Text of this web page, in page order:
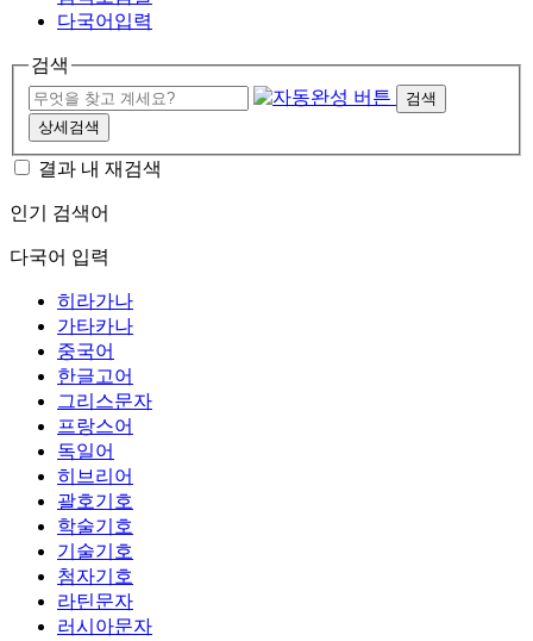
다국어입력
검색
검색
상세검색
결과 내 재검색
인기 검색어
다국어 입력
히라가나
가타카나
중국어
한글고어
그리스문자
프랑스어
독일어
히브리어
괄호기호
학술기호
기술기호
첨자기호
라틴문자
러시아문자